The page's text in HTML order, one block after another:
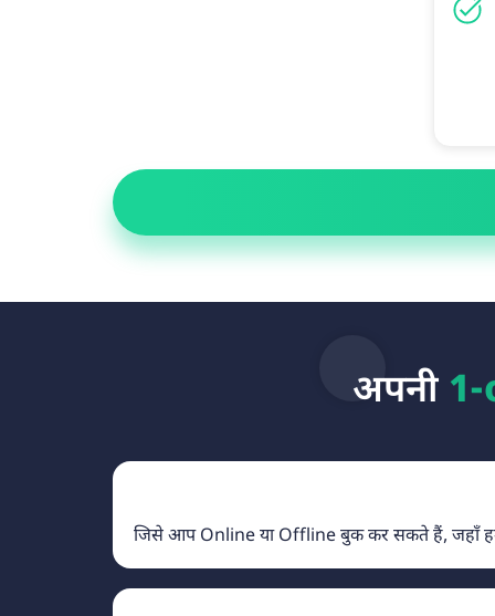
अपनी
जिसे आप Online या Offline बुक कर सकते हैं, जहाँ